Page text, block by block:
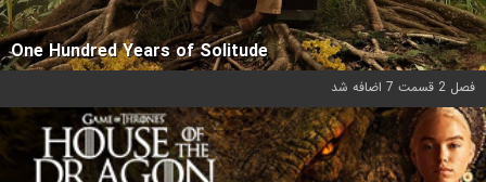
One Hundred Years of Solitude
فصل 2 قسمت 7 اضافه شد